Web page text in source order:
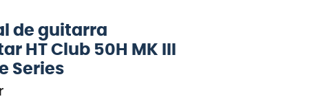
de guitarra
HT Club 50H MK III
Series